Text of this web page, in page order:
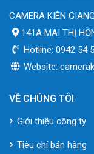
CAMERA KIÊN GIANG
141A MAI THỊ
Hotline: 0942 54
Website:
VỀ CHÚNG TÔI
Giới thiệu công ty
Tiêu chí bán hàng